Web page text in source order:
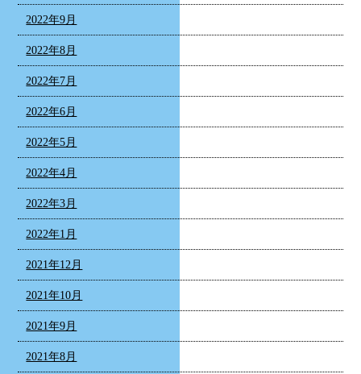
2022年9月
2022年8月
2022年7月
2022年6月
2022年5月
2022年4月
2022年3月
2022年1月
2021年12月
2021年10月
2021年9月
2021年8月